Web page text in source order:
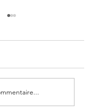
thérapeute en